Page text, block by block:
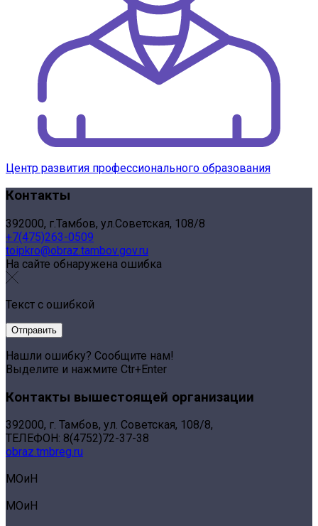
Центр развития профессионального образования
Контакты
392000, г.Тамбов, ул.Советская, 108/8
+7(475)263-0509
toipkro@obraz.tambov.gov.ru
На сайте обнаружена ошибка
Текст с ошибкой
Нашли ошибку? Сообщите нам!
Выделите и нажмите Ctr+Enter
Контакты вышестоящей организации
392000, г. Тамбов, ул. Советская, 108/8,
ТЕЛЕФОН: 8(4752)72-37-38
obraz.tmbreg.ru
МОиН
МОиН